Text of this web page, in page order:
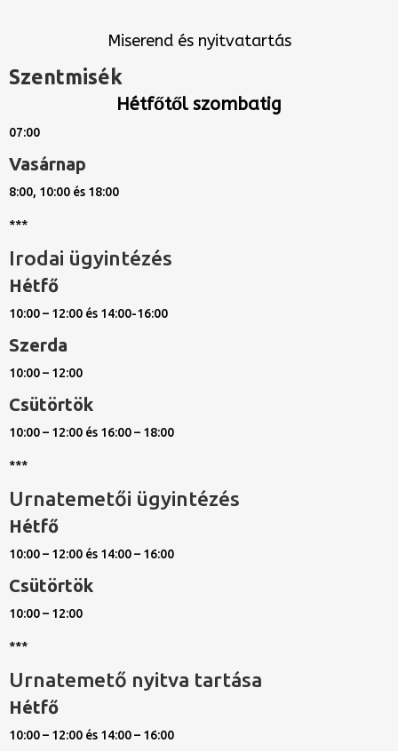
Miserend és nyitvatartás
Szentmisék
Hétfőtől szombatig
07:00
Vasárnap
8:00, 10:00 és 18:00
***
Irodai ügyintézés
Hétfő
10:00 – 12:00 és 14:00-16:00
Szerda
10:00 – 12:00
Csütörtök
10:00 – 12:00 és 16:00 – 18:00
***
Urnatemetői ügyintézés
Hétfő
10:00 – 12:00 és 14:00 – 16:00
Csütörtök
10:00 – 12:00
***
Urnatemető nyitva tartása
Hétfő
10:00 – 12:00 és 14:00 – 16:00